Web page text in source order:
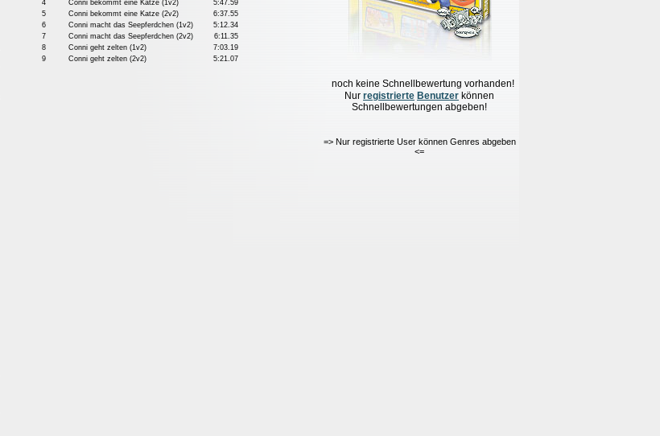
noch keine Schnellbewertung vorhanden!
Nur registrierte Benutzer können
Schnellbewertungen abgeben!
=> Nur registrierte User können Genres abgeben
<=
4
Conni bekommt eine Katze (1v2)
5:47.59
5
Conni bekommt eine Katze (2v2)
6:37.55
6
Conni macht das Seepferdchen (1v2)
5:12.34
7
Conni macht das Seepferdchen (2v2)
6:11.35
8
Conni geht zelten (1v2)
7:03.19
9
Conni geht zelten (2v2) 5:21.07